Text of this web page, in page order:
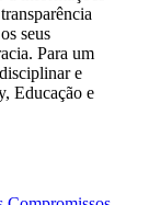
seus
Para um
e
Educação e